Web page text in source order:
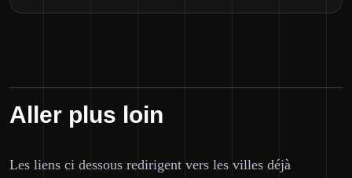
Aller plus loin
Les liens ci dessous redirigent vers les villes déjà